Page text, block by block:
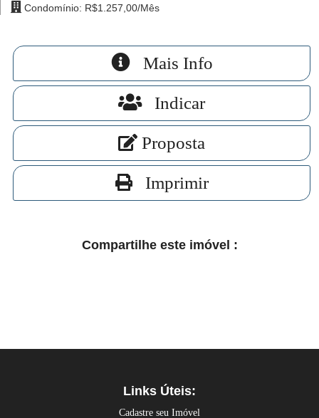
Condomínio: R$1.257,00/Mês
Mais Info
Indicar
Proposta
Imprimir
Compartilhe este imóvel :
Links Úteis:
Cadastre seu Imóvel